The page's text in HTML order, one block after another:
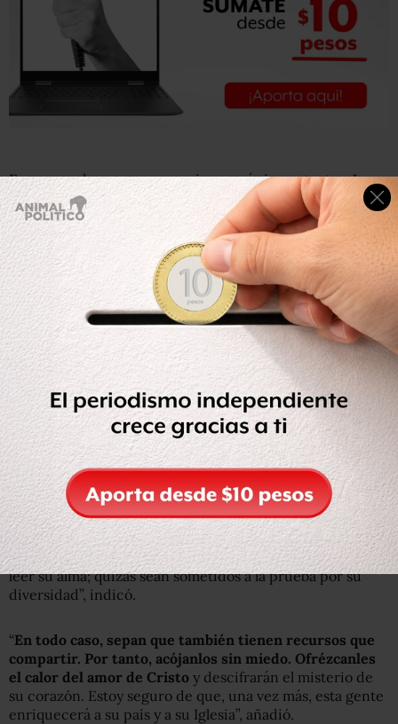
Enumerando sus preocupaciones más importantes, Jorge
Mario Bergoglio habló de los inmigrantesy estableció
que laIglesia en este país “conoce como nadie” las
esperanzas que están en el corazón de aquellos que han
dejado sus casas en busca de un futuro mejor.
Reconoció que
los obispos siempre han aprendido su
idioma , apoyado su causa, integrado sus aportaciones,
defendido sus derechos, promovido su búsqueda de
prosperidad, mantenido encendida la llama de su fe.
Advirtió que actualmente ninguna institución
estadunidense hace más por los inmigrantes que las
comunidades cristianas y constató que una “ola de
inmigración latina” ha golpeado a muchas diócesis del
país.
“No sólo como obispo de Roma, sino también como un
pastor venido del sur, siento la necesidad de darles las
gracias y de animarles. Tal vez no sea fácil para ustedes
leer su alma; quizás sean sometidos a la prueba por su
diversidad”, indicó.
“En todo caso, sepan que también tienen recursos que
compartir. Por tanto, acójanlos sin miedo. Ofrézcanles
el calor del amor de Cristo y descifrarán el misterio de
su corazón. Estoy seguro de que, una vez más, esta gente
enriquecerá a su país y a su Iglesia”, añadió.